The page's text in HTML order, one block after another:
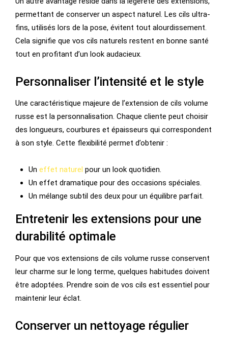
permettant de conserver un aspect naturel. Les cils ultra-
fins, utilisés lors de la pose, évitent tout alourdissement.
Cela signifie que vos cils naturels restent en bonne santé
tout en profitant d’un look audacieux.
Personnaliser l’intensité et le style
Une caractéristique majeure de l’extension de cils volume
russe est la personnalisation. Chaque cliente peut choisir
des longueurs, courbures et épaisseurs qui correspondent
à son style. Cette flexibilité permet d’obtenir :
Un effet naturel pour un look quotidien.
Un effet dramatique pour des occasions spéciales.
Un mélange subtil des deux pour un équilibre parfait.
Entretenir les extensions pour une
durabilité optimale
Pour que vos extensions de cils volume russe conservent
leur charme sur le long terme, quelques habitudes doivent
être adoptées. Prendre soin de vos cils est essentiel pour
maintenir leur éclat.
Conserver un nettoyage régulier